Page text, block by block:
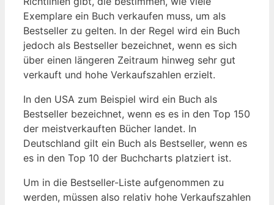
Exemplare ein Buch verkaufen muss, um als
Bestseller zu gelten. ⁤In der ​Regel wird‌ ein Buch
⁢jedoch als ‌Bestseller bezeichnet, wenn es sich
über einen längeren Zeitraum hinweg sehr gut
verkauft und hohe Verkaufszahlen erzielt.
In den USA zum Beispiel wird ein Buch als
Bestseller bezeichnet, wenn ​es es in den Top 150
der meistverkauften Bücher landet. In‍
Deutschland gilt ein Buch ‍als ⁢Bestseller, wenn es
es in den ⁤Top 10 der Buchcharts platziert ist.
Um ‌in die Bestseller-Liste⁣ aufgenommen zu
werden, müssen also relativ hohe ⁢Verkaufszahlen